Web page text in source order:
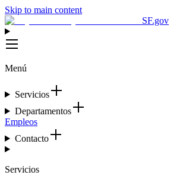
Skip to main content
SF.gov
Menú
Servicios
Departamentos
Empleos
Contacto
Servicios